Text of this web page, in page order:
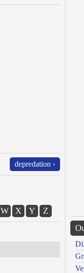
depredation ›
W X Y Z